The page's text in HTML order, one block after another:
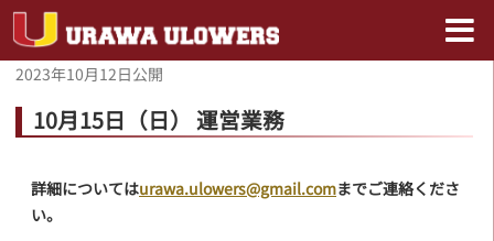
2023年10月12日公開
10月15日（日） 運営業務
詳細についてはurawa.ulowers@gmail.comまでご連絡くださ
い。